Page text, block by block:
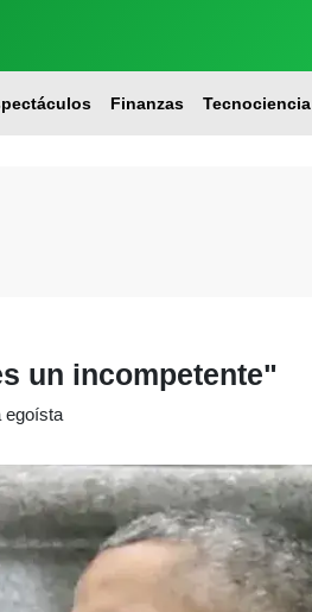
Finanzas Tecnociencia
un incompetente"
egoísta